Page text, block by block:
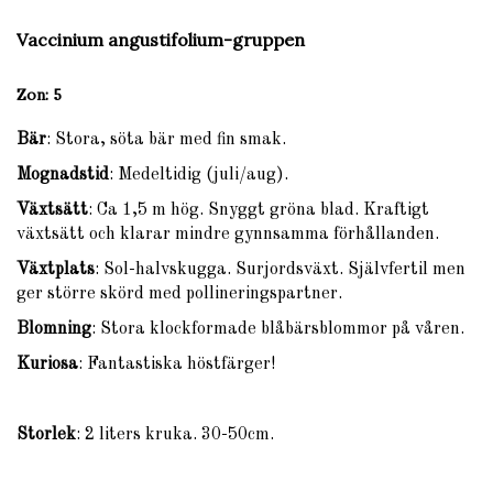
Vaccinium angustifolium-gruppen
Zon: 5
Bär: Stora, söta bär med fin smak.
Mognadstid: Medeltidig (juli/aug).
Växtsätt: Ca 1,5 m hög. Snyggt gröna blad. Kraftigt
växtsätt och klarar mindre gynnsamma förhållanden.
Växtplats: Sol-halvskugga. Surjordsväxt. Självfertil men
ger större skörd med pollineringspartner.
Blomning: Stora klockformade blåbärsblommor på våren.
Kuriosa: Fantastiska höstfärger!
Storlek: 2 liters kruka. 30-50cm.